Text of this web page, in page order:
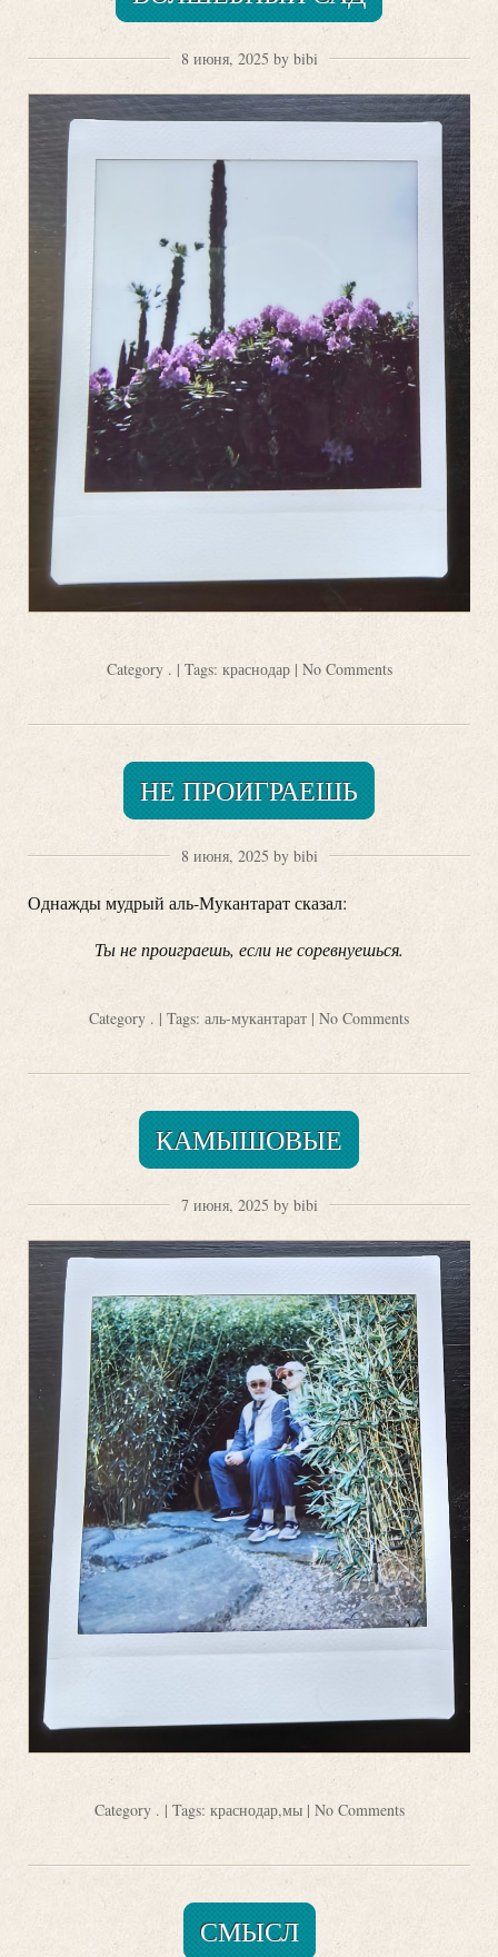
8 июня, 2025 by bibi
Category . | Tags: краснодар| No Comments
НЕ ПРОИГРАЕШЬ
8 июня, 2025 by bibi
Однажды мудрый аль-Мукантарат сказал:
Ты не проиграешь, если не соревнуешься.
Category . | Tags: аль-мукантарат | No Comments
КАМЫШОВЫЕ
7 июня, 2025 by bibi
Category . | Tags: краснодар,мы| No Comments
СМЫСЛ